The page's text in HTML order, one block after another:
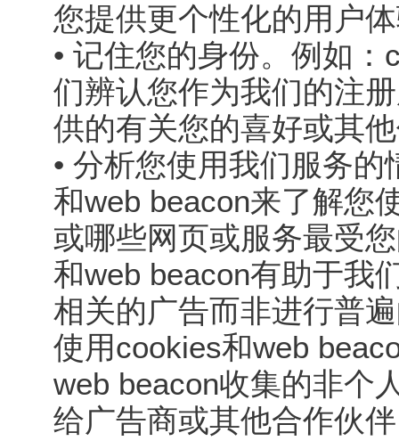
您提供更个性化的用户
• 记住您的身份。例如
们辨认您作为我们的注
供的有关您的喜好或其
• 分析您使用我们服务
和web beacon来了解您
或哪些网页或服务最受
和web beacon有助于我
相关的广告而非进行普
使用cookies和web
web beacon收集的非个
给广告商或其他合作伙